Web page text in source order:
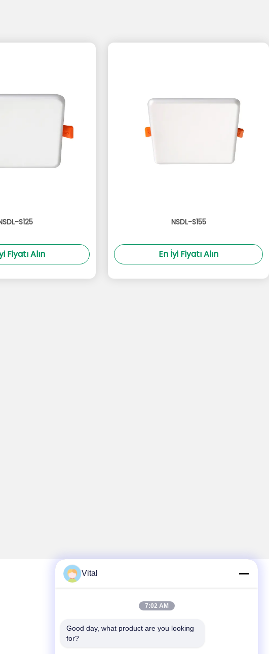
S125
Fiyatı Alın
NSDL-S155
En İyi Fiyatı Alın
Tel
Vital
7:02 AM
Good day, what product are you looking
for?